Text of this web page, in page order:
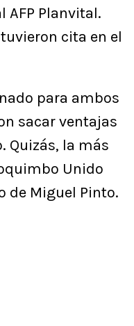
AFP Planvital.
cita en el
para ambos
sacar ventajas
Quizás, la más
Unido
de Miguel Pinto.